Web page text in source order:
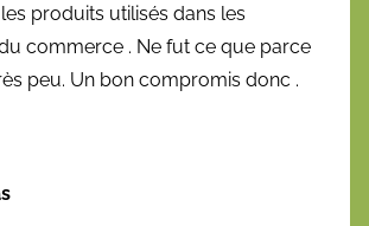
produits utilisés dans les
commerce . Ne fut ce que parce
peu. Un bon compromis donc .